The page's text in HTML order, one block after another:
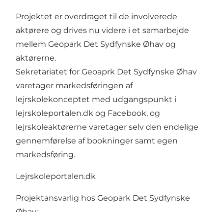
Projektet er overdraget til de involverede
aktørere og drives nu videre i et samarbejde
mellem Geopark Det Sydfynske Øhav og
aktørerne.
Sekretariatet for Geoaprk Det Sydfynske Øhav
varetager markedsføringen af
lejrskolekonceptet med udgangspunkt i
lejrskoleportalen.dk og Facebook, og
lejrskoleaktørerne varetager selv den endelige
gennemførelse af bookninger samt egen
markedsføring.
Lejrskoleportalen.dk
Projektansvarlig hos Geopark Det Sydfynske